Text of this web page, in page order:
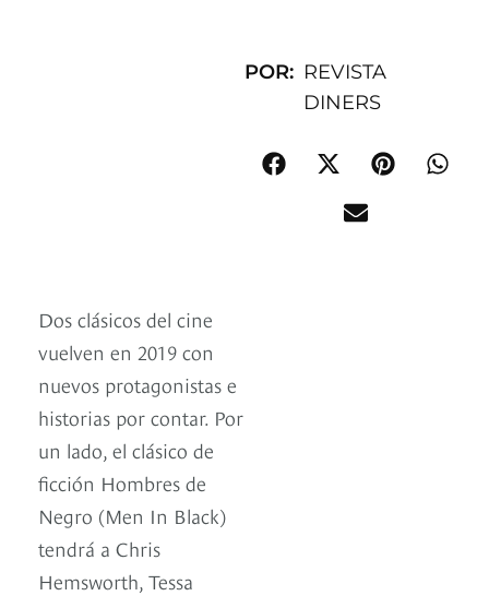
POR: REVISTA
DINERS
Dos clásicos del cine
vuelven en 2019 con
nuevos protagonistas e
historias por contar. Por
un lado, el clásico de
ficción Hombres de
Negro (Men In Black)
tendrá a Chris
Hemsworth, Tessa